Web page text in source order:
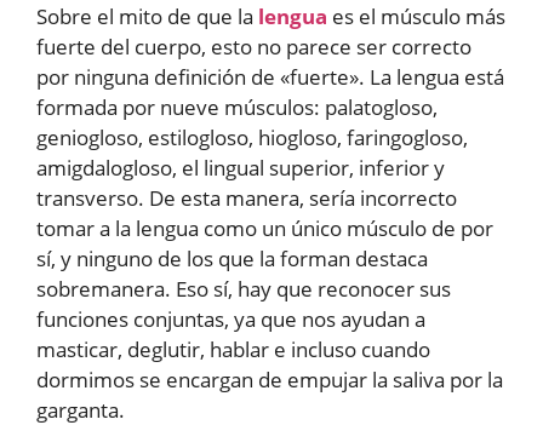
Sobre el mito de que la lengua es el músculo más
fuerte del cuerpo, esto no parece ser correcto
por ninguna definición de «fuerte». La lengua está
formada por nueve músculos: palatogloso,
geniogloso, estilogloso, hiogloso, faringogloso,
amigdalogloso, el lingual superior, inferior y
transverso. De esta manera, sería incorrecto
tomar a la lengua como un único músculo de por
sí, y ninguno de los que la forman destaca
sobremanera. Eso sí, hay que reconocer sus
funciones conjuntas, ya que nos ayudan a
masticar, deglutir, hablar e incluso cuando
dormimos se encargan de empujar la saliva por la
garganta.